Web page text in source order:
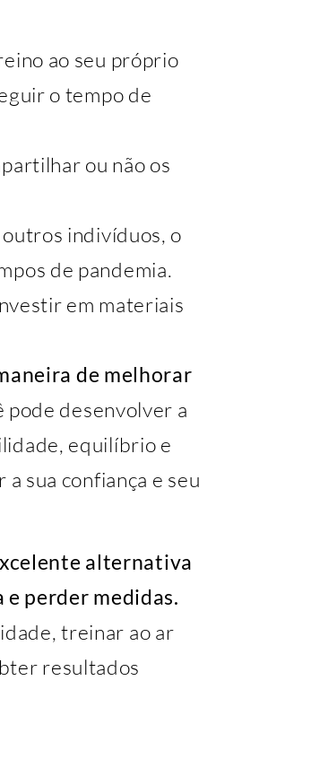
ao seu próprio
o tempo de
ou não os
indivíduos, o
de pandemia.
em materiais
de melhorar
pode desenvolver a
equilíbrio e
sua confiança e seu
alternativa
perder medidas.
treinar ao ar
resultados